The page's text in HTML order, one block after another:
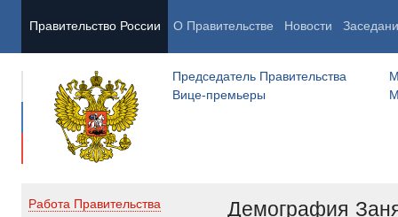
Правительство России О Правительстве Новости
Председатель Правительства
Вице-премьеры
Работа Правительства
Демография